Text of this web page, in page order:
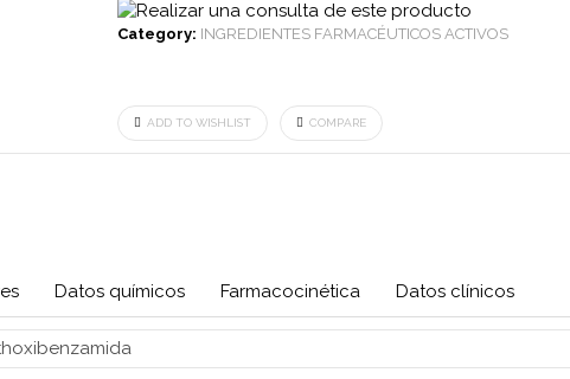
Category: INGREDIENTES FARMACÉUTICOS ACTIVOS
ADD TO WISHLIST COMPARE
Datos químicos Farmacocinética Datos clínicos